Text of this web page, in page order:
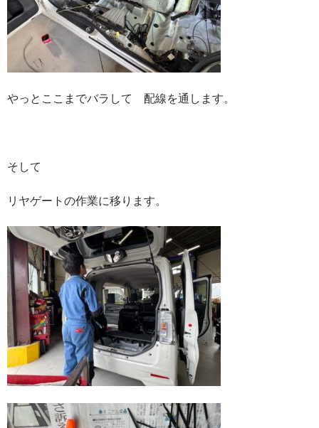
やっとここまでバラして 配線を通します。
そして
リヤゲートの作業に移ります。